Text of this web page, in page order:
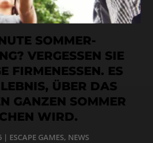
SOMMER-
VERGESSEN SIE
FIRMENESSEN. ES
ÜBER DAS
GANZEN SOMMER
WIRD.
| ESCAPE GAMES, NEWS